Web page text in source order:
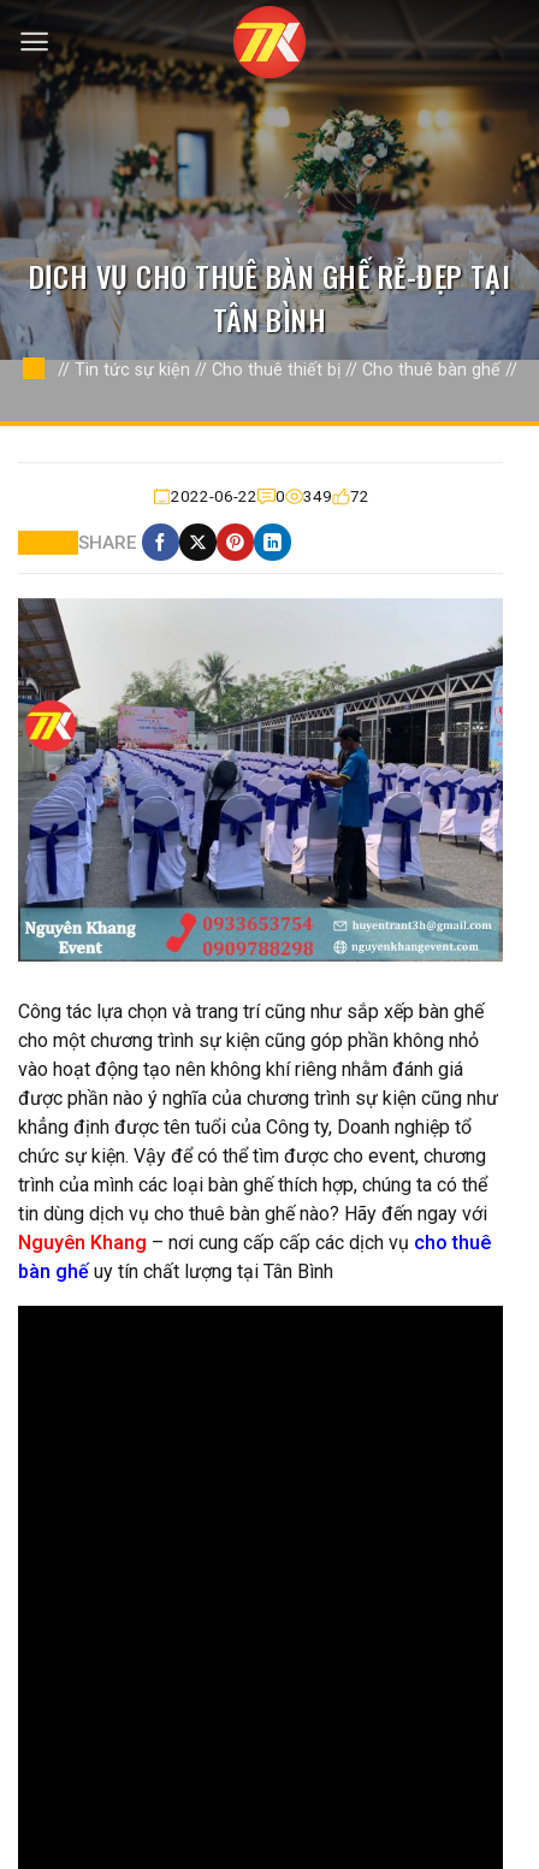
qua
nội
dung
DỊCH VỤ CHO THUÊ BÀN GHẾ RẺ-ĐẸP TẠI
TÂN BÌNH
// Tin tức sự kiện // Cho thuê thiết bị// Cho thuê bàn ghế//
2022-06-22 0 349 72
SHARE
Công tác lựa chọn và trang trí cũng như sắp xếp bàn ghế
cho một chương trình sự kiện cũng góp phần không nhỏ
vào hoạt động tạo nên không khí riêng nhằm đánh giá
được phần nào ý nghĩa của chương trình sự kiện cũng như
khẳng định được tên tuổi của Công ty, Doanh nghiệp tổ
chức sự kiện. Vậy để có thể tìm được cho event, chương
trình của mình các loại bàn ghế thích hợp, chúng ta có thể
tin dùng dịch vụ cho thuê bàn ghế nào? Hãy đến ngay với
Nguyên Khang – nơi cung cấp cấp các dịch vụ cho thuê
bàn ghế uy tín chất lượng tại Tân Bình